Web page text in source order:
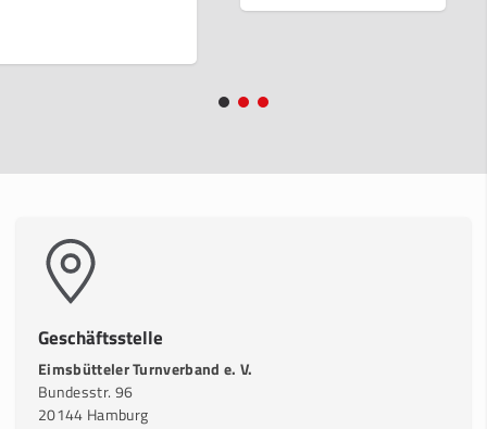
Geschäftsstelle
Eimsbütteler Turnverband e. V.
Bundesstr. 96
20144 Hamburg